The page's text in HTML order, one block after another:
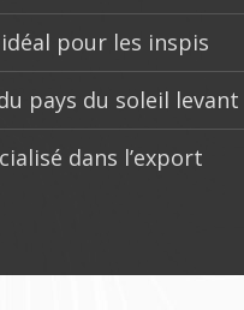
pour les inspis
pays du soleil levant
dans l’export